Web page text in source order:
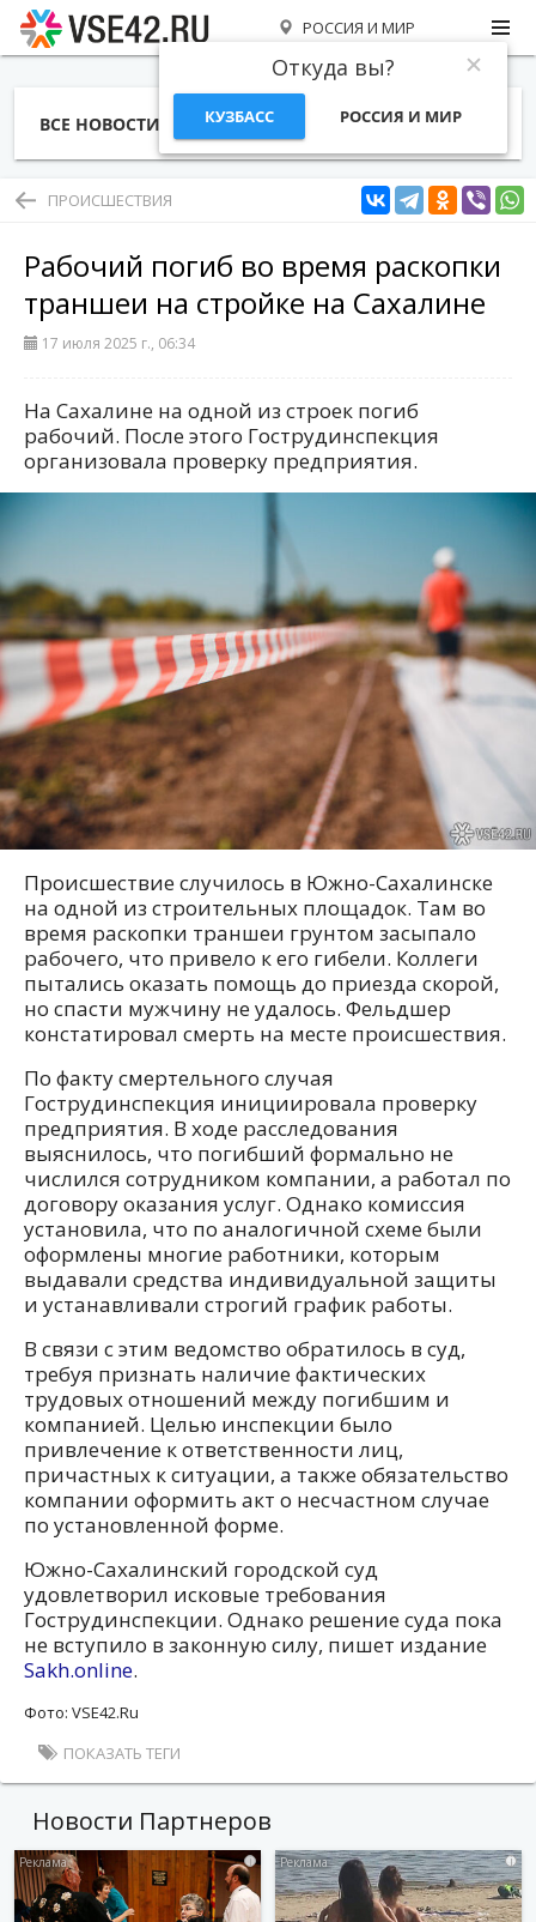
РОССИЯ И МИР
Откуда вы?
КУЗБАСС РОССИЯ И МИР
ВСЕ НОВОСТИ СТАТЬИ ТЕМЫ ФОТО
ПРОИСШЕСТВИЯ
Рабочий погиб во время раскопки
траншеи на стройке на Сахалине
17 июля 2025 г., 06:34
На Сахалине на одной из строек погиб
рабочий. После этого Гострудинспекция
организовала проверку предприятия.
Происшествие случилось в Южно-Сахалинске
на одной из строительных площадок. Там во
время раскопки траншеи грунтом засыпало
рабочего, что привело к его гибели. Коллеги
пытались оказать помощь до приезда скорой,
но спасти мужчину не удалось. Фельдшер
констатировал смерть на месте происшествия.
По факту смертельного случая
Гострудинспекция инициировала проверку
предприятия. В ходе расследования
выяснилось, что погибший формально не
числился сотрудником компании, а работал по
договору оказания услуг. Однако комиссия
установила, что по аналогичной схеме были
оформлены многие работники, которым
выдавали средства индивидуальной защиты
и устанавливали строгий график работы.
В связи с этим ведомство обратилось в суд,
требуя признать наличие фактических
трудовых отношений между погибшим и
компанией. Целью инспекции было
привлечение к ответственности лиц,
причастных к ситуации, а также обязательство
компании оформить акт о несчастном случае
по установленной форме.
Южно-Сахалинский городской суд
удовлетворил исковые требования
Гострудинспекции. Однако решение суда пока
не вступило в законную силу, пишет издание
Sakh.online.
Фото: VSE42.Ru
ПОКАЗАТЬ ТЕГИ
Новости Партнеров
i i